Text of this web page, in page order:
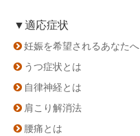
▼適応症状
妊娠を希望されるあなたへ
うつ症状とは
自律神経とは
肩こり解消法
腰痛とは